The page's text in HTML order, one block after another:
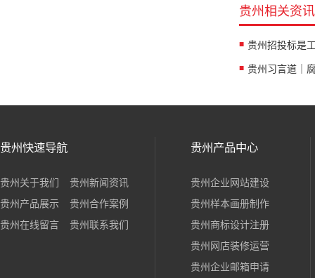
贵州相关资讯
贵州快速导航
贵州关于我们
贵州新闻资讯
贵州产品展示
贵州合作案例
贵州在线留言
贵州联系我们
贵州产品中心
贵州企业网站建设
贵州样本画册制作
贵州商标设计注册
贵州网店装修运营
贵州企业邮箱申请